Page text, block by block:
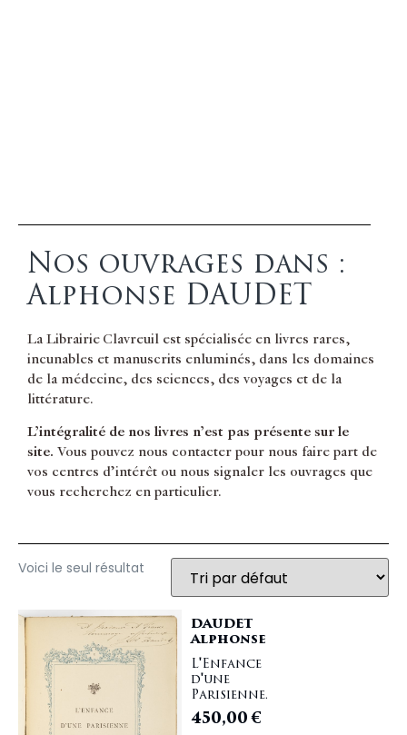
Nos ouvrages dans :
Alphonse DAUDET
La Librairie Clavreuil est spécialisée en livres rares,
incunables et manuscrits enluminés, dans les domaines
de la médecine, des sciences, des voyages et de la
littérature.
L’intégralité de nos livres n’est pas présente sur le
site. Vous pouvez nous contacter pour nous faire part de
vos centres d’intérêt ou nous signaler les ouvrages que
vous recherchez en particulier.
Voici le seul résultat
DAUDET
Alphonse
L'Enfance
d'une
Parisienne.
450,00€